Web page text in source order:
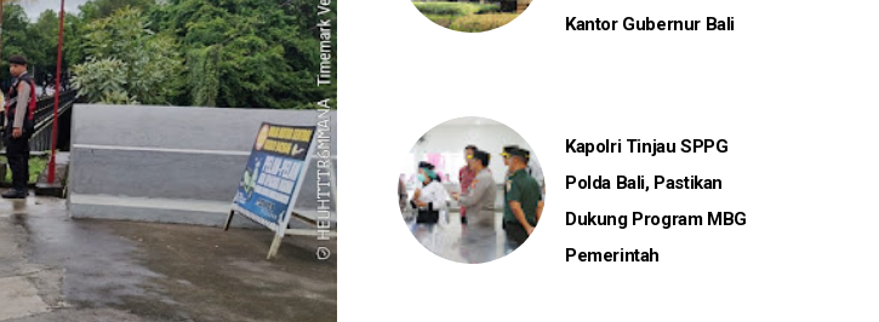
Kantor Gubernur Bali
Kapolri Tinjau SPPG
Polda Bali, Pastikan
Dukung Program MBG
Pemerintah